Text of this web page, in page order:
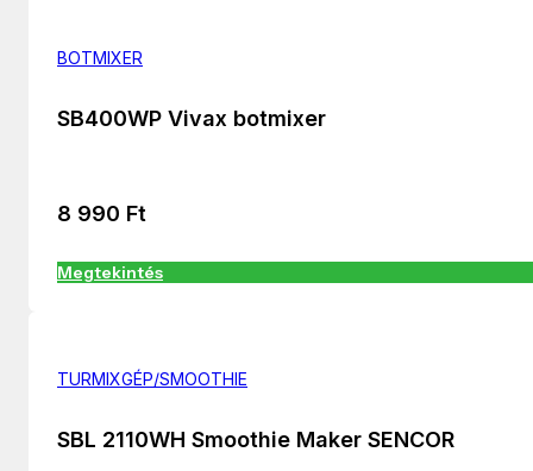
BOTMIXER
SB400WP Vivax botmixer
8 990 Ft
Megtekintés
TURMIXGÉP/SMOOTHIE
SBL 2110WH Smoothie Maker SENCOR